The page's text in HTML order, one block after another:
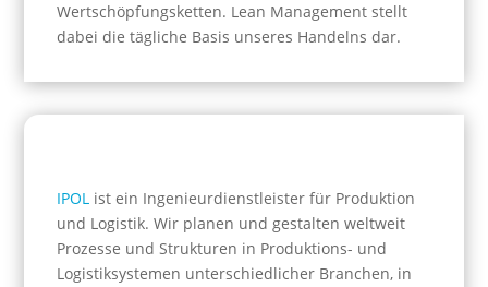
Wertschöpfungsketten. Lean Management stellt
dabei die tägliche Basis unseres Handelns dar.
IPOL ist ein Ingenieurdienstleister für Produktion
und Logistik. Wir planen und gestalten weltweit
Prozesse und Strukturen in Produktions- und
Logistiksystemen unterschiedlicher Branchen, in